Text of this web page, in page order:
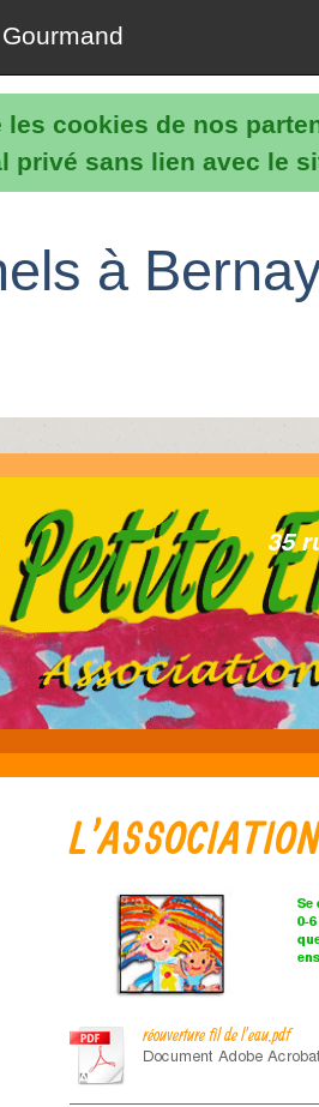
cookies de nos
privé sans lien avec le
Gourmand
à